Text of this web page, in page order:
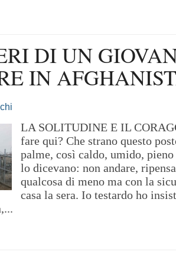
DI UN
IN
LA SOLITUDINE E IL
fare qui? Che strano questo
palme, così caldo, umido,
lo dicevano: non andare,
qualcosa di meno ma con la
casa la sera. Io testardo ho